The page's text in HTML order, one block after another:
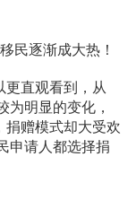
直观看到，从
明显的变化，
赠模式却大受欢
申请人都选择捐